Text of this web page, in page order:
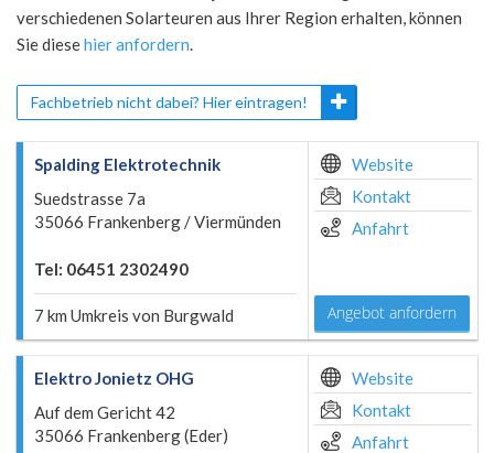
verschiedenen Solarteuren aus Ihrer Region erhalten, können
Sie diesehier anfordern.
Fachbetrieb nicht dabei? Hier eintragen!
Spalding Elektrotechnik
Suedstrasse 7a
35066 Frankenberg / Viermünden
Tel: 06451 2302490
7 km Umkreis von Burgwald
Website
Kontakt
Anfahrt
Angebot anfordern
Elektro Jonietz OHG
Auf dem Gericht 42
35066 Frankenberg (Eder)
Website
Kontakt
Anfahrt